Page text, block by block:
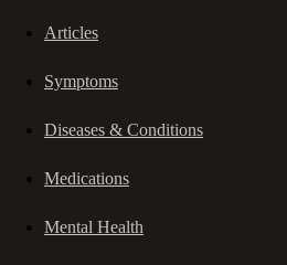
Articles
Symptoms
Diseases & Conditions
Medications
Mental Health